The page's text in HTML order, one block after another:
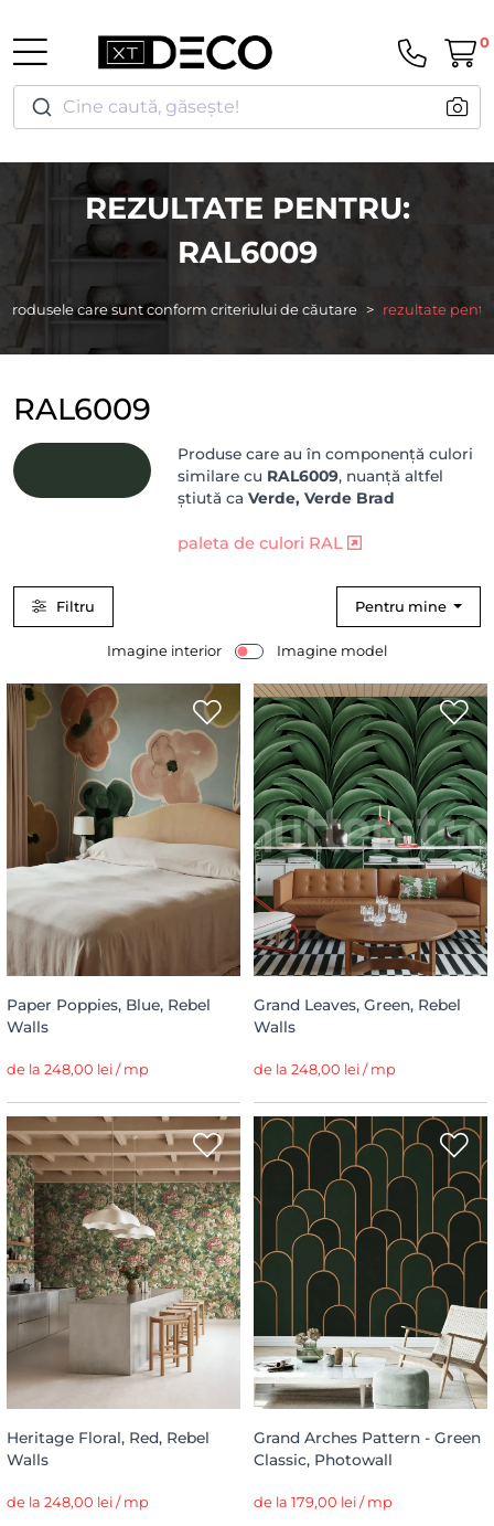
Cine caută, găsește!
0
REZULTATE PENTRU:
RAL6009
Produsele care sunt conform criteriului de căutare rezultate
RAL6009
Produse care au în componență culori
similare cu RAL6009, nuanță altfel
știută caVerde, Verde Brad
paleta de culori RAL
Filtru Pentru mine
Imagine interior Imagine model
Paper Poppies, Blue, Rebel
Walls
de la 248,00 lei / mp
Grand Leaves, Green, Rebel
Walls
de la 248,00 lei / mp
Heritage Floral, Red, Rebel
Walls
de la 248,00 lei / mp
Grand Arches Pattern - Green
Classic, Photowall
de la 179,00 lei / mp